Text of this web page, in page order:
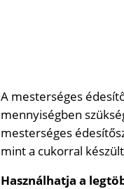
A mesterséges
mennyiségben
mesterséges
mint a cukorral
Használhatja a